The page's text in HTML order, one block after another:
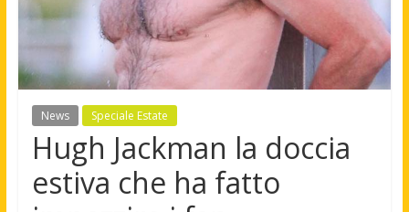
News Speciale Estate
Hugh Jackman la doccia
estiva che ha fatto